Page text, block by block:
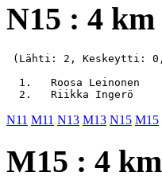
N15 : 4 km
(Lähti: 2, Keskeytti:
1.   Roosa Leinonen
N11 M11 N13 M13 N15 M15
M15 : 4 km